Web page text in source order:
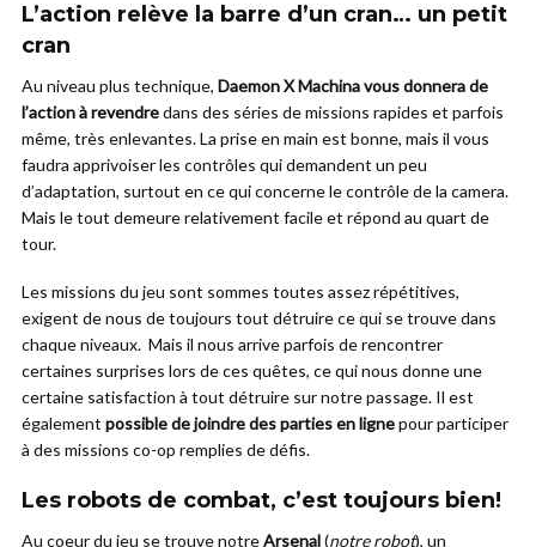
L’action relève la barre d’un cran… un petit
cran
Au niveau plus technique, Daemon X Machina vous donnera de
l’action à revendredans des séries de missions rapides et parfois
même, très enlevantes. La prise en main est bonne, mais il vous
faudra apprivoiser les contrôles qui demandent un peu
d’adaptation, surtout en ce qui concerne le contrôle de la camera.
Mais le tout demeure relativement facile et répond au quart de
tour.
Les missions du jeu sont sommes toutes assez répétitives,
exigent de nous de toujours tout détruire ce qui se trouve dans
chaque niveaux. Mais il nous arrive parfois de rencontrer
certaines surprises lors de ces quêtes, ce qui nous donne une
certaine satisfaction à tout détruire sur notre passage. Il est
également possible de joindre des parties en lignepour participer
à des missions co-op remplies de défis.
Les robots de combat, c’est toujours bien!
Au coeur du jeu se trouve notreArsenal(notre robot), un